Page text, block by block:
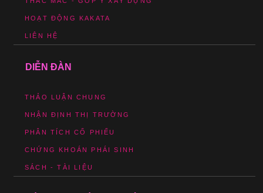
HOẠT ĐỘNG KAKATA
LIÊN HỆ
DIỄN ĐÀN
THẢO LUẬN CHUNG
NHẬN ĐỊNH THỊ TRƯỜNG
PHÂN TÍCH CỔ PHIẾU
CHỨNG KHOÁN PHÁI SINH
SÁCH - TÀI LIỆU